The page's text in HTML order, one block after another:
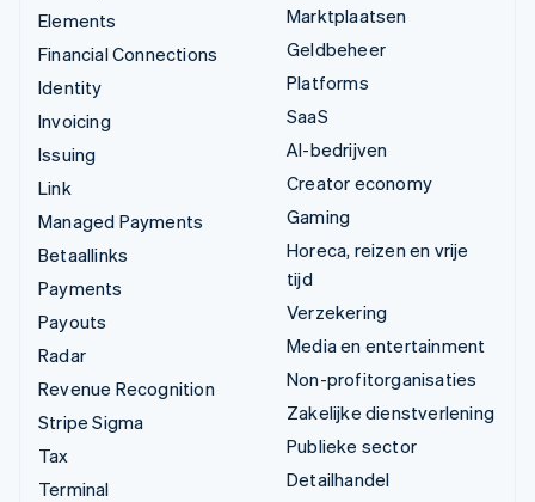
Elements
Financial Connections
Identity
Invoicing
Issuing
Link
Managed Payments
Betaallinks
Payments
Payouts
Radar
Revenue Recognition
Stripe Sigma
Tax
Terminal
Marktplaatsen
Geldbeheer
Platforms
SaaS
AI-bedrijven
Creator economy
Gaming
Horeca, reizen en vrije
tijd
Verzekering
Media en entertainment
Non-profitorganisaties
Zakelijke dienstverlening
Publieke sector
Detailhandel